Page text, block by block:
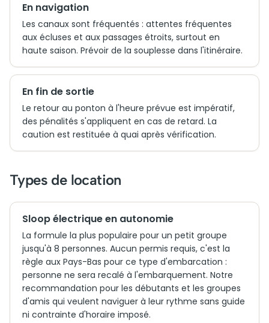
En navigation
Les canaux sont fréquentés : attentes fréquentes
aux écluses et aux passages étroits, surtout en
haute saison. Prévoir de la souplesse dans l'itinéraire.
En fin de sortie
Le retour au ponton à l'heure prévue est impératif,
des pénalités s'appliquent en cas de retard. La
caution est restituée à quai après vérification.
Types de location
Sloop électrique en autonomie
La formule la plus populaire pour un petit groupe
jusqu'à 8 personnes. Aucun permis requis, c'est la
règle aux Pays-Bas pour ce type d'embarcation :
personne ne sera recalé à l'embarquement. Notre
recommandation pour les débutants et les groupes
d'amis qui veulent naviguer à leur rythme sans guide
ni contrainte d'horaire imposé.